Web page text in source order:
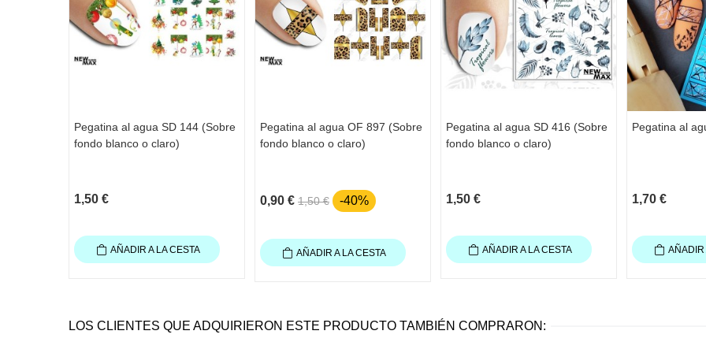
Pegatina al agua SD 144 (Sobre
fondo blanco o claro)
1,50 €
AÑADIR A LA CESTA
Pegatina al agua OF 897 (Sobre
fondo blanco o claro)
0,90 € 1,50 € -40%
AÑADIR A LA CESTA
Pegatina al agua SD 416 (Sobre
fondo blanco o claro)
1,50 €
AÑADIR A LA CESTA
Pegatina al
1,70 €
AÑADIR
LOS CLIENTES QUE ADQUIRIERON ESTE PRODUCTO TAMBIÉN COMPRARON: